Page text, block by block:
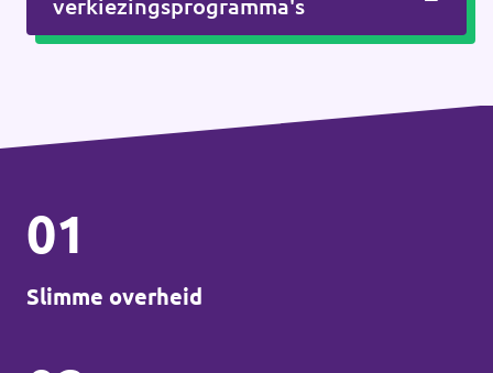
verkiezingsprogramma's
01
Slimme overheid